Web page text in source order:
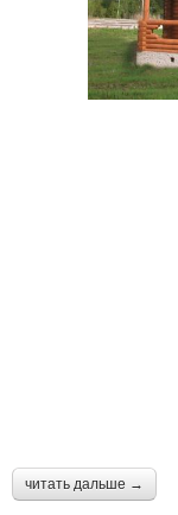
читать дальше →